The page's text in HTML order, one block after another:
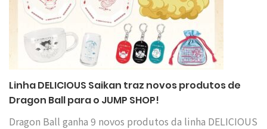
Linha DELICIOUS Saikan traz novos produtos de
Dragon Ball para o JUMP SHOP!
Dragon Ball ganha 9 novos produtos da linha DELICIOUS